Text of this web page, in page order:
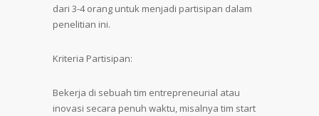
dari 3-4 orang untuk menjadi partisipan dalam
penelitian ini.
Kriteria Partisipan:
Bekerja di sebuah tim entrepreneurial atau
inovasi secara penuh waktu, misalnya tim start